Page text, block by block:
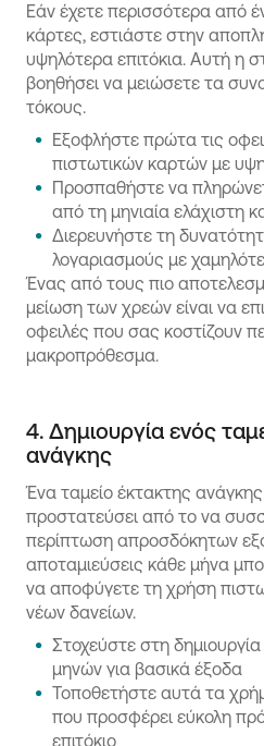
Εάν έχετε περισσότερα από
κάρτες, εστιάστε στην
υψηλότερα επιτόκια. Αυτή η
βοηθήσει να μειώσετε τα
τόκους.
Εξοφλήστε πρώτα τις
πιστωτικών καρτών με
Προσπαθήστε να
από τη μηνιαία ελάχιστη
Διερευνήστε τη
λογαριασμούς με
Ένας από τους πιο
μείωση των χρεών είναι να
οφειλές που σας κοστίζουν
μακροπρόθεσμα.
4. Δημιουργία ενός
ανάγκης
Ένα ταμείο έκτακτης
προστατεύσει από το να
περίπτωση απροσδόκητων
αποταμιεύσεις κάθε μήνα
να αποφύγετε τη χρήση
νέων δανείων.
Στοχεύστε στη
μηνών για βασικά έξοδα
Τοποθετήστε αυτά τα
που προσφέρει εύκολη
επιτόκιο